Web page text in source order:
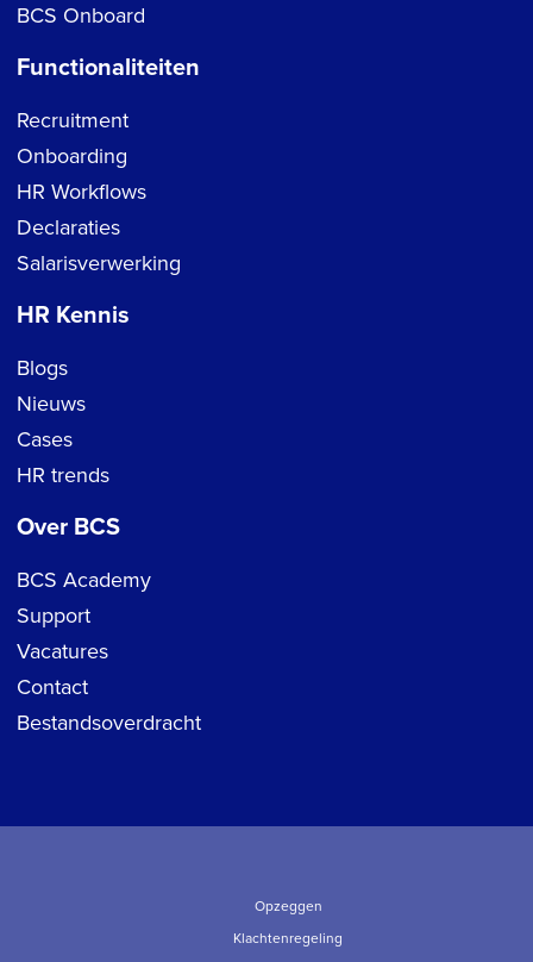
BCS Onboard
Functionaliteiten
Recruitment
Onboarding
HR Workflows
Declaraties
Salarisverwerking
HR Kennis
Blogs
Nieuws
Cases
HR trends
Over BCS
BCS Academy
Support
Vacatures
Contact
Bestandsoverdracht
Opzeggen
Klachtenregeling